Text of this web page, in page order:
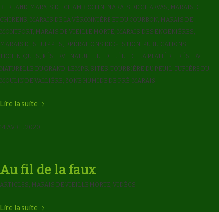
BERLAND, MARAIS DE CHAMBROTIN, MARAIS DE CHARVAS, MARAIS DE
CHIRENS, MARAIS DE LA VÉRONNIÈRE ET DU COURBON, MARAIS DE
MONTFORT, MARAIS DE VIEILLE MORTE, MARAIS DES ENGENIÈRES,
MARAIS DES LUIPPES, OPÉRATIONS DE GESTION, PUBLICATIONS
TECHNIQUES, RÉSERVE NATURELLE DE L'ÎLE DE LA PLATIÈRE, RÉSERVE
NATURELLE DU GRAND-LEMPS, SITES, TOURBIÈRE DU PEUIL, TUFIÈRE DU
MOULIN DE VALLIÈRE, ZONE HUMIDE DE PRÉ-MARAIS
Lire la suite
14 AVRIL 2020
Au fil de la faux
ARTICLES, MARAIS DE VIEILLE MORTE, VIDÉOS
Lire la suite